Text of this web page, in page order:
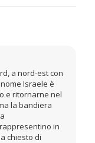
a nord-est con
Israele è
e ritornarne nel
la bandiera
in
chiesto di